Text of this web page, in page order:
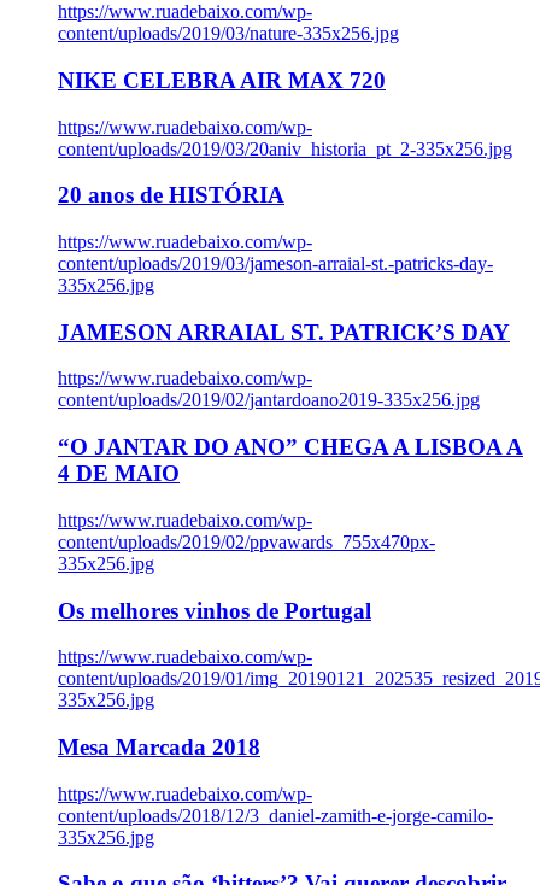
https://www.ruadebaixo.com/wp-
content/uploads/2019/03/nature-335x256.jpg
NIKE CELEBRA AIR MAX 720
https://www.ruadebaixo.com/wp-
content/uploads/2019/03/20aniv_historia_pt_2-335x256.jpg
20 anos de HISTÓRIA
https://www.ruadebaixo.com/wp-
content/uploads/2019/03/jameson-arraial-st.-patricks-day-
335x256.jpg
JAMESON ARRAIAL ST. PATRICK’S DAY
https://www.ruadebaixo.com/wp-
content/uploads/2019/02/jantardoano2019-335x256.jpg
“O JANTAR DO ANO” CHEGA A LISBOA A
4 DE MAIO
https://www.ruadebaixo.com/wp-
content/uploads/2019/02/ppvawards_755x470px-
335x256.jpg
Os melhores vinhos de Portugal
https://www.ruadebaixo.com/wp-
content/uploads/2019/01/
335x256.jpg
Mesa Marcada 2018
https://www.ruadebaixo.com/wp-
content/uploads/2018/12/3_daniel-zamith-e-jorge-camilo-
335x256.jpg